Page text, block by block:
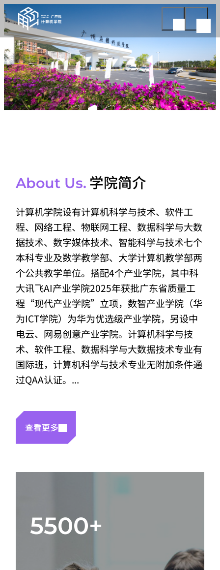
About Us. 学院简介
计算机学院设有计算机科学与技术、软件工
程、网络工程、物联网工程、数据科学与大数
据技术、数字媒体技术、智能科学与技术七个
本科专业及数学教学部、大学计算机教学部两
个公共教学单位。搭配4个产业学院，其中科
大讯飞AI产业学院2025年获批广东省质量工
程“现代产业学院”立项，数智产业学院（华
为ICT学院）为华为优选级产业学院，另设中
电云、网易创意产业学院。计算机科学与技
术、软件工程、数据科学与大数据技术专业有
国际班，计算机科学与技术专业无附加条件通
过QAA认证。...
查看更多
5500+